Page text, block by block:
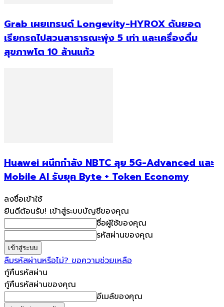
Grab เผยเทรนด์ Longevity-HYROX ดันยอด
เรียกรถไปสวนสาธารณะพุ่ง 5 เท่า และเครื่องดื่ม
สุขภาพโต 10 ล้านแก้ว
Huawei ผนึกกำลัง NBTC ลุย 5G-Advanced และ
Mobile AI รับยุค Byte + Token Economy
ลงชื่อเข้าใช้
ยินดีต้อนรับ! เข้าสู่ระบบบัญชีของคุณ
ชื่อผู้ใช้ของคุณ
รหัสผ่านของคุณ
ลืมรหัสผ่านหรือไม่? ขอความช่วยเหลือ
กู้คืนรหัสผ่าน
กู้คืนรหัสผ่านของคุณ
อีเมล์ของคุณ